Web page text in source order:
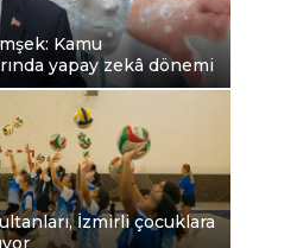
Kamu
yapay zekâ dönemi
İzmirli çocuklara